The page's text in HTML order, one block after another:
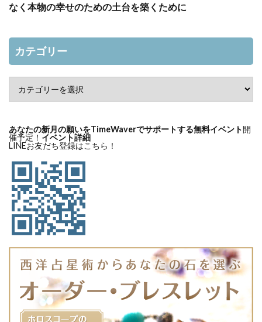
なく本物の幸せのための土台を築くために
カテゴリー
あなたの新月の願いをTimeWaverでサポートする無料イベント開
催予定！ イベント詳細
LINEお友だち登録はこちら！